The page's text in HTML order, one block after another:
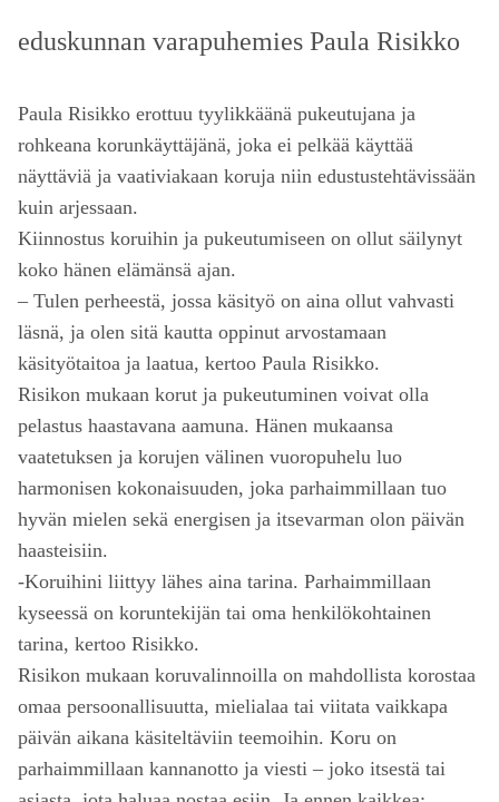
eduskunnan varapuhemies Paula Risikko
Paula Risikko erottuu tyylikkäänä pukeutujana ja
rohkeana korunkäyttäjänä, joka ei pelkää käyttää
näyttäviä ja vaativiakaan koruja niin edustustehtävissään
kuin arjessaan.
Kiinnostus koruihin ja pukeutumiseen on ollut säilynyt
koko hänen elämänsä ajan.
– Tulen perheestä, jossa käsityö on aina ollut vahvasti
läsnä, ja olen sitä kautta oppinut arvostamaan
käsityötaitoa ja laatua, kertoo Paula Risikko.
Risikon mukaan korut ja pukeutuminen voivat olla
pelastus haastavana aamuna. Hänen mukaansa
vaatetuksen ja korujen välinen vuoropuhelu luo
harmonisen kokonaisuuden, joka parhaimmillaan tuo
hyvän mielen sekä energisen ja itsevarman olon päivän
haasteisiin.
-Koruihini liittyy lähes aina tarina. Parhaimmillaan
kyseessä on koruntekijän tai oma henkilökohtainen
tarina, kertoo Risikko.
Risikon mukaan koruvalinnoilla on mahdollista korostaa
omaa persoonallisuutta, mielialaa tai viitata vaikkapa
päivän aikana käsiteltäviin teemoihin. Koru on
parhaimmillaan kannanotto ja viesti – joko itsestä tai